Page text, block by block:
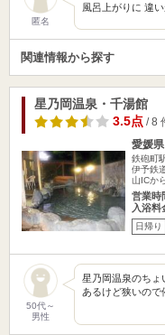
匿名
風呂上がりに 違
関連情報から探す
星乃岡温泉・千湯館
3.5点/ 8
愛媛
鉄砲町
伊予鉄
山ICか
営業時
入浴料
日帰り
50代～
男性
星乃岡温泉のちょ
あるけど狭いので